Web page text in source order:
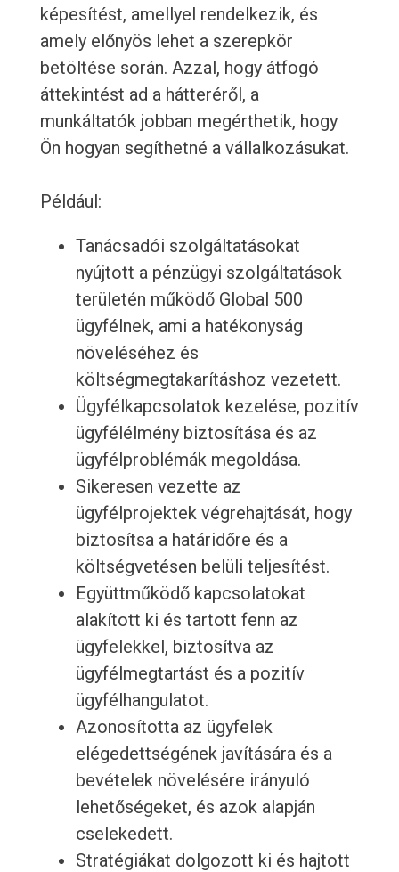
képesítést, amellyel rendelkezik, és
amely előnyös lehet a szerepkör
betöltése során. Azzal, hogy átfogó
áttekintést ad a hátteréről, a
munkáltatók jobban megérthetik, hogy
Ön hogyan segíthetné a vállalkozásukat.
Például:
Tanácsadói szolgáltatásokat
nyújtott a pénzügyi szolgáltatások
területén működő Global 500
ügyfélnek, ami a hatékonyság
növeléséhez és
költségmegtakarításhoz vezetett.
Ügyfélkapcsolatok kezelése, pozitív
ügyfélélmény biztosítása és az
ügyfélproblémák megoldása.
Sikeresen vezette az
ügyfélprojektek végrehajtását, hogy
biztosítsa a határidőre és a
költségvetésen belüli teljesítést.
Együttműködő kapcsolatokat
alakított ki és tartott fenn az
ügyfelekkel, biztosítva az
ügyfélmegtartást és a pozitív
ügyfélhangulatot.
Azonosította az ügyfelek
elégedettségének javítására és a
bevételek növelésére irányuló
lehetőségeket, és azok alapján
cselekedett.
Stratégiákat dolgozott ki és hajtott